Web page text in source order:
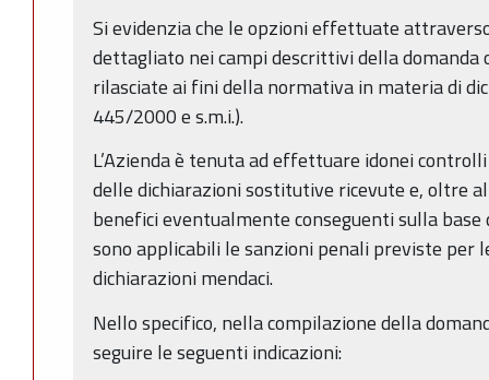
Si evidenzia che le opzioni effettuate
dettagliato nei campi descrittivi della domanda
rilasciate ai fini della normativa in materia di
445/2000 e s.m.i.).
L’Azienda è tenuta ad effettuare idonei
delle dichiarazioni sostitutive ricevute e, oltre
benefici eventualmente conseguenti sulla
sono applicabili le sanzioni penali previste per
dichiarazioni mendaci.
Nello specifico, nella compilazione della
seguire le seguenti indicazioni: